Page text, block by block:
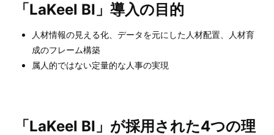
「LaKeel BI」導入の目的
人材情報の見える化、データを元にした人材配置、人材育
成のフレーム構築
属人的ではない定量的な人事の実現
「LaKeel BI」が採用された4つの理